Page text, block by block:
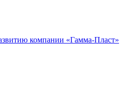
компании «Гамма-Пласт»